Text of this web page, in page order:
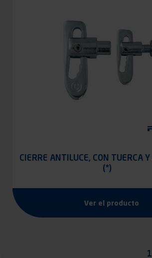
CIERRE ANTILUCE, CON TUERCA
(*)
Ver el producto
1